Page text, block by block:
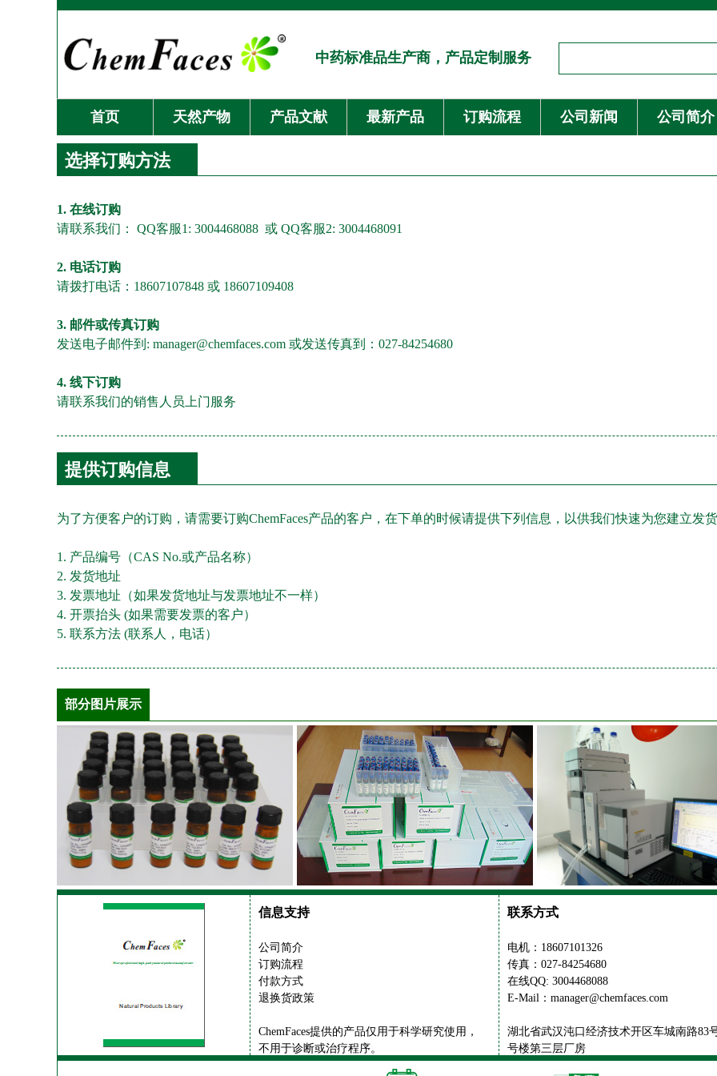
中药标准品生产商，产品定制服务
首页 天然产物 产品文献 最新产品 订购流程 公司新闻 公司简介
选择订购方法
1. 在线订购
请联系我们： QQ客服1: 3004468088 或 QQ客服2: 3004468091
2. 电话订购
请拨打电话：18607107848 或 18607109408
3. 邮件或传真订购
发送电子邮件到: manager@chemfaces.com 或发送传真到：027-84254680
4. 线下订购
请联系我们的销售人员上门服务
提供订购信息
为了方便客户的订购，请需要订购ChemFaces产品的客户，在下单的时候请提供下列信息，以供我们快速为您建立发
1. 产品编号（CAS No.或产品名称）
2. 发货地址
3. 发票地址（如果发货地址与发票地址不一样）
4. 开票抬头 (如果需要发票的客户）
5. 联系方法 (联系人，电话）
部分图片展示
信息支持
公司简介
订购流程
付款方式
退换货政策
ChemFaces提供的产品仅用于科学研究使用，
不用于诊断或治疗程序。
联系方式
电机：18607101326
传真：027-84254680
在线QQ: 3004468088
E-Mail：manager@chemfaces.com
湖北省武汉沌口经济技术开区车城南路83
号楼第三层厂房